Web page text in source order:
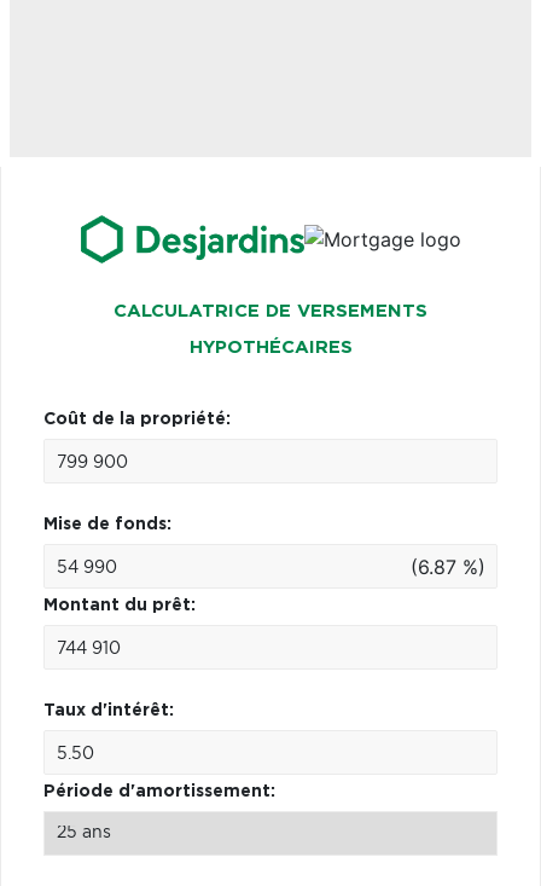
CALCULATRICE DE VERSEMENTS
HYPOTHÉCAIRES
Coût de la propriété:
Mise de fonds:
(6.87 %)
Montant du prêt:
Taux d'intérêt:
Période d'amortissement: